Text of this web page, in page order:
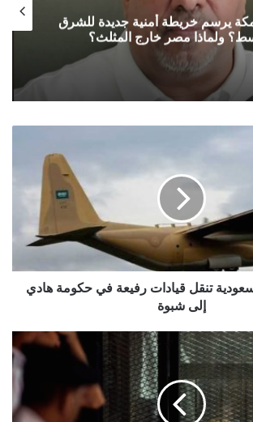
يرسم خريطة أمنية جديدة للشرق
ولماذا مصر خارج المثلث؟
تنقل قيادات رفيعة في حكومة هادي
إلى شبوة